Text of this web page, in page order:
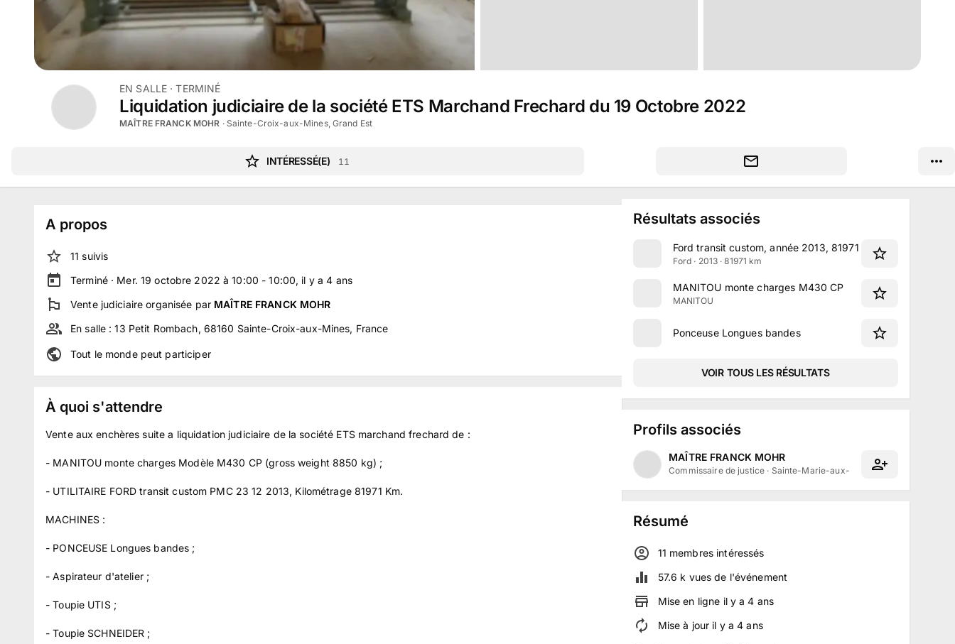
EN SALLE · TERMINÉ
Liquidation judiciaire de la société ETS Marchand Frechard du 19 Octobre 2022
MAÎTRE FRANCK MOHR · Sainte-Croix-aux-Mines, Grand Est
INTÉRESSÉ(E) 11
A propos
11 suivis
Terminé · Mer. 19 octobre 2022 à 10:00 - 10:00, il y a4 ans
Vente judiciaire organisée par MAÎTRE FRANCK MOHR
En salle :13 Petit Rombach, 68160 Sainte-Croix-aux-Mines, France
Tout le monde peut participer
À quoi s'attendre
Vente aux enchères suite a liquidation judiciaire de la société ETS marchand frechard de :
- MANITOU monte charges Modèle M430 CP (gross weight 8850 kg) ;
- UTILITAIRE FORD transit custom PMC 23 12 2013, Kilométrage 81971 Km.
MACHINES :
- PONCEUSE Longues bandes ;
- Aspirateur d'atelier ;
- Toupie UTIS ;
- Toupie SCHNEIDER ;
Résultats associés
Ford transit custom, année 2013, 81971 Km au compteur
Ford · 2013 · 81971 km
MANITOU monte charges M430 CP
MANITOU
Ponceuse Longues bandes
VOIR TOUS LES RÉSULTATS
Profils associés
MAÎTRE FRANCK MOHR
Commissaire de justice · Sainte-Marie-aux-Mines, Grand Est
Résumé
11 membresintéressés
57.6 k vues de l'événement
Mise en ligne il y a4 ans
Mise à jour il y a4 ans